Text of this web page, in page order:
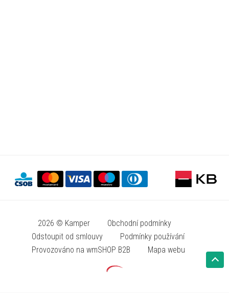
2026 © Kamper
Obchodní podmínky
Odstoupit od smlouvy
Podmínky používání
Provozováno na wmSHOP B2B
Mapa webu